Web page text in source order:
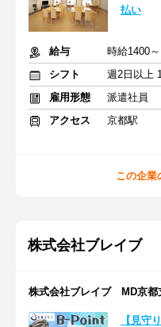
払い
給与
時給1400
シフト
雇用形態
派遣社員
アクセス
京都駅
この企業
株式会社ブレイブ
株式会社ブレイブ MD京都
【見守